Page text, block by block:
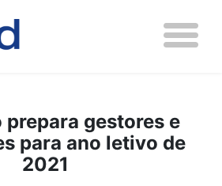
prepara gestores e
para ano letivo de
2021